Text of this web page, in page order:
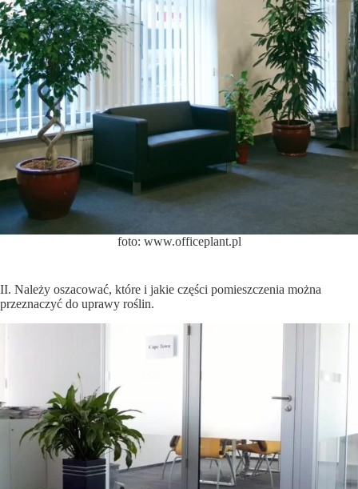
foto: www.officeplant.pl
II. Należy oszacować, które i jakie części pomieszczenia można
przeznaczyć do uprawy roślin.